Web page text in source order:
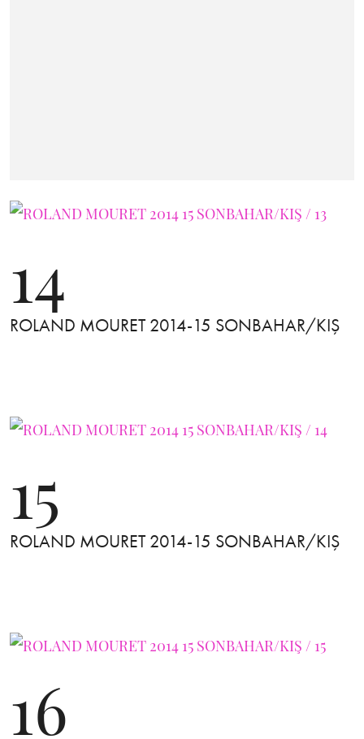
14
ROLAND MOURET 2014-15 SONBAHAR/KIŞ
15
ROLAND MOURET 2014-15 SONBAHAR/KIŞ
16